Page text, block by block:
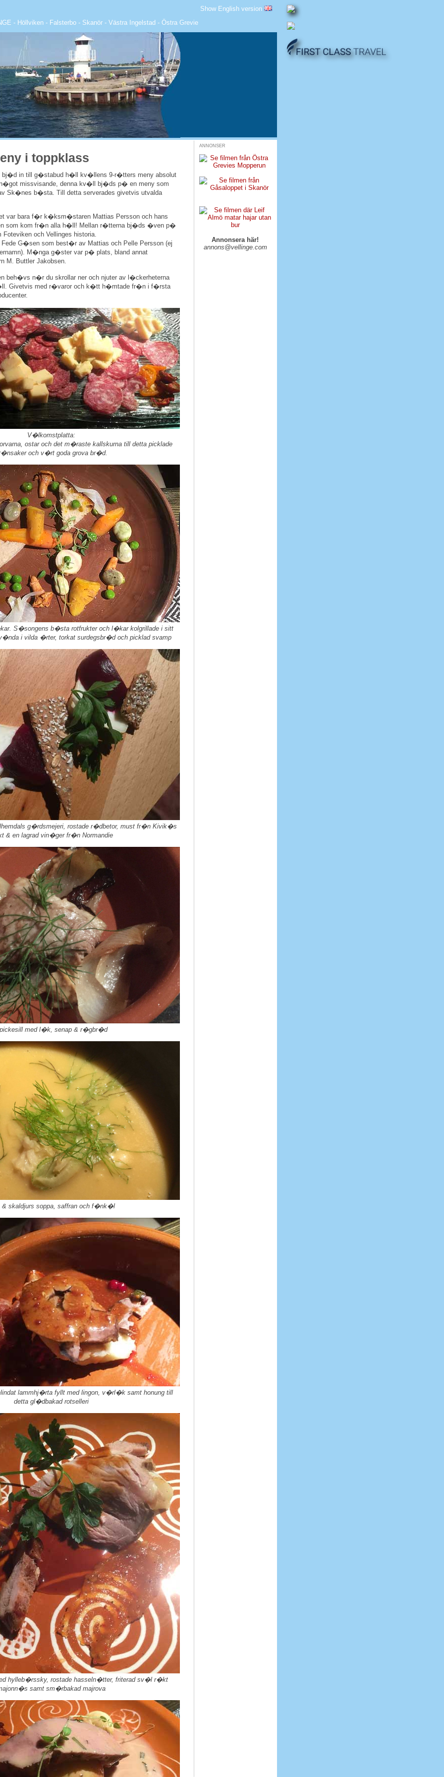
Show English version
- Höllviken - Falsterbo - Skanör - Västra Ingelstad - Östra Grevie
i toppklass
bj�d in till g�stabud h�ll kv�llens 9-r�tters meny absolut
missvisande, denna kv�ll bj�ds p� en meny som
Sk�nes b�sta. Till detta serverades givetvis utvalda
var bara f�r k�ksm�staren Mattias Persson och hans
som kom fr�n alla h�ll! Mellan r�tterna bj�ds �ven p�
och Vellinges historia.
G�sen som best�r av Mattias och Pelle Persson (ej
M�nga g�ster var p� plats, bland annat
M. Buttler Jakobsen.
beh�vs n�r du skrollar ner och njuter av l�ckerheterna
Givetvis med r�varor och k�tt h�mtade fr�n i f�rsta
V�lkomstplatta:
ostar och det m�raste kallskurna till detta picklade
och v�rt goda grova br�d.
S�songens b�sta rotfrukter och l�kar kolgrillade i sitt
i vilda �rter, torkat surdegsbr�d och picklad svamp
g�rdsmejeri, rostade r�dbetor, must fr�n Kivik�s
& en lagrad vin�ger fr�n Normandie
med l�k, senap & r�gbr�d
& skaldjurs soppa, saffran och f�nk�l
lammhj�rta fyllt med lingon, v�rl�k samt honung till
detta gl�dbakad rotselleri
hylleb�rssky, rostade hasseln�tter, friterad sv�l r�kt
samt sm�rbakad majrova
ANNONSER
Annonsera här!
annons@vellinge.com